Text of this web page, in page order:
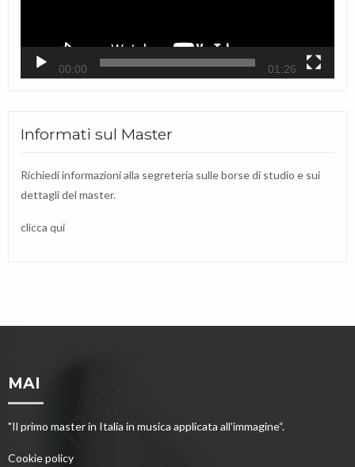
00:00 01:26
Informati sul Master
Richiedi informazioni alla segreteria sulle borse di studio e sui
dettagli del master.
clicca qui
MAI
"Il primo master in Italia in musica applicata all'immagine“.
Cookie policy